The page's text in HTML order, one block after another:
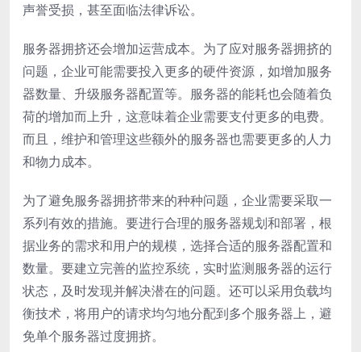
声誉受损，甚至面临法律诉讼。
服务器拥挤还会增加运营成本。为了应对服务器拥挤的
问题，企业可能需要投入更多的硬件资源，如增加服务
器数量、升级服务器配置等。服务器的能耗也会随着负
荷的增加而上升，这意味着企业需要支付更多的电费。
而且，维护和管理这些额外的服务器也需要更多的人力
和物力成本。
为了避免服务器拥挤带来的种种问题，企业需要采取一
系列有效的措施。要进行合理的服务器规划和部署，根
据业务的需求和用户的规模，选择合适的服务器配置和
数量。要建立完善的监控系统，实时监测服务器的运行
状态，及时发现并解决潜在的问题。还可以采用负载均
衡技术，将用户的请求均匀地分配到多个服务器上，避
免单个服务器过度拥挤。